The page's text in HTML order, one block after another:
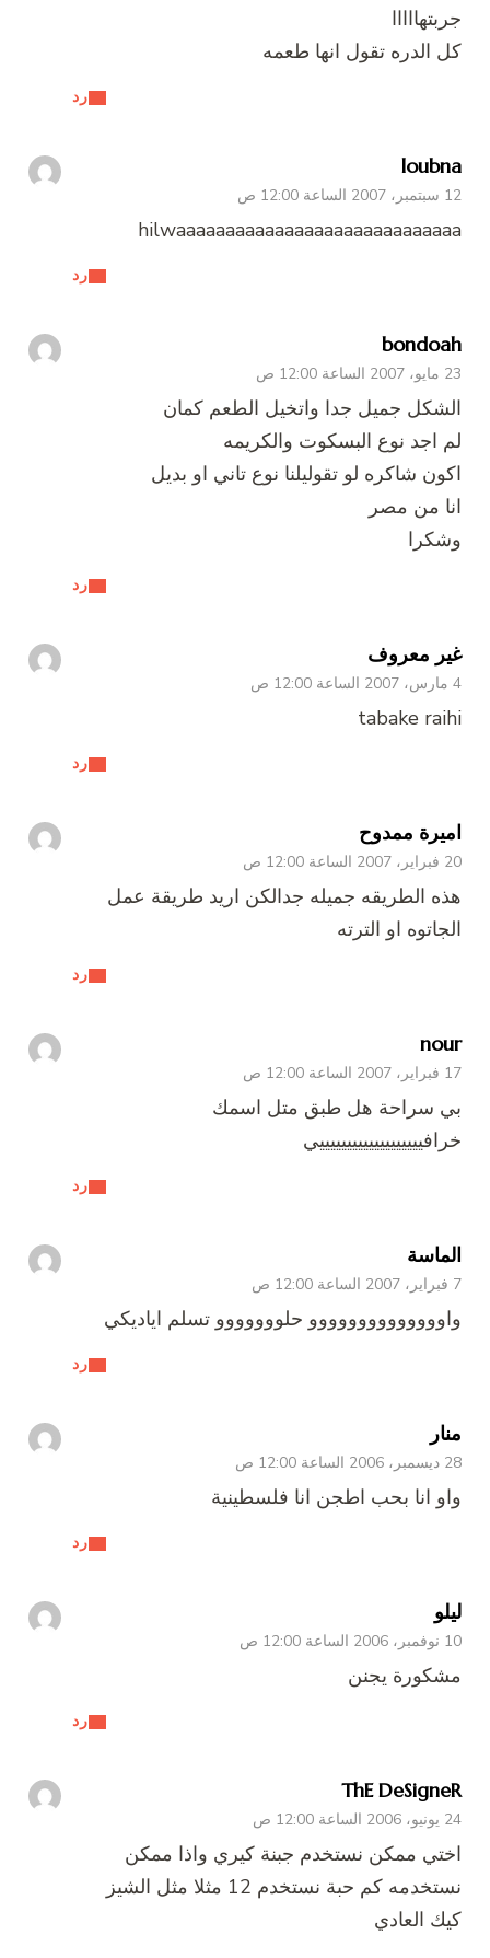
رد
جربتهااااا
كل الدره تقول انها طعمه
loubna
12 سبتمبر، 2007 الساعة 12:00 ص
رد
hilwaaaaaaaaaaaaaaaaaaaaaaaaaaaaa
bondoah
23 مايو، 2007 الساعة 12:00 ص
رد
الشكل جميل جدا واتخيل الطعم كمان
لم اجد نوع البسكوت والكريمه
اكون شاكره لو تقوليلنا نوع تاني او بديل
انا من مصر
وشكرا
غير معروف
4 مارس، 2007 الساعة 12:00 ص
رد
tabake raihi
اميرة ممدوح
20 فبراير، 2007 الساعة 12:00 ص
رد
هذه الطريقه جميله جدالكن اريد طريقة عمل
الجاتوه او الترته
nour
17 فبراير، 2007 الساعة 12:00 ص
رد
بي سراحة هل طبق متل اسمك
خرافيييييييييييييييييييي
الماسة
7 فبراير، 2007 الساعة 12:00 ص
رد
واوووووووووووووو حلووووووو تسلم اياديكي
منار
28 ديسمبر، 2006 الساعة 12:00 ص
رد
واو انا بحب اطجن انا فلسطينية
ليلو
10 نوفمبر، 2006 الساعة 12:00 ص
رد
مشكورة يجنن
ThE DeSigneR
24 يونيو، 2006 الساعة 12:00 ص
اختي ممكن نستخدم جبنة كيري واذا ممكن
نستخدمه كم حبة نستخدم 12 مثلا مثل الشيز
كيك العادي